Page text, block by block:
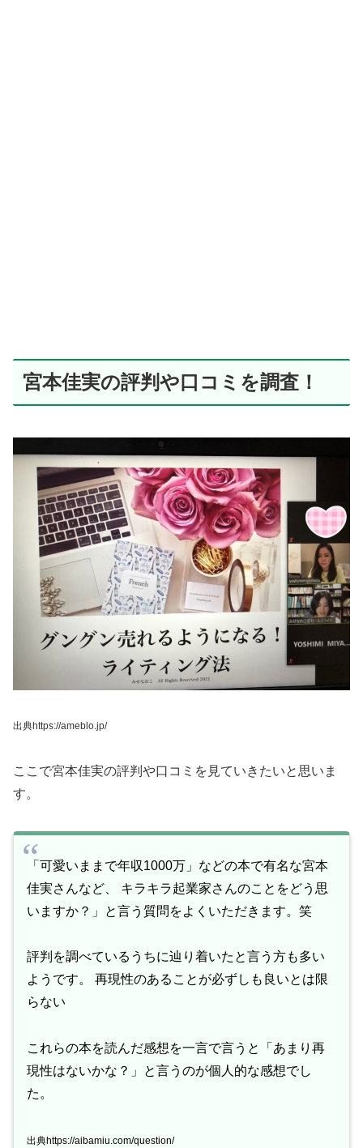
宮本佳実の評判や口コミを調査！
出典https://ameblo.jp/
ここで宮本佳実の評判や口コミを見ていきたいと思いま
す。
「可愛いままで年収1000万」などの本で有名な宮本
佳実さんなど、 キラキラ起業家さんのことをどう思
いますか？」と言う質問をよくいただきます。笑
評判を調べているうちに辿り着いたと言う方も多い
ようです。 再現性のあることが必ずしも良いとは限
らない
これらの本を読んだ感想を一言で言うと「あまり再
現性はないかな？」と言うのが個人的な感想でし
た。
出典https://aibamiu.com/question/